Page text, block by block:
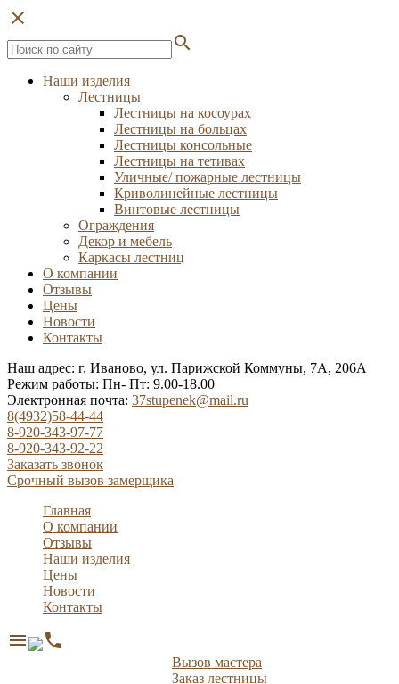
close
search
Наши изделия
Лестницы
Лестницы на косоурах
Лестницы на больцах
Лестницы консольные
Лестницы на тетивах
Уличные/ пожарные лестницы
Криволинейные лестницы
Винтовые лестницы
Ограждения
Декор и мебель
Каркасы лестниц
О компании
Отзывы
Цены
Новости
Контакты
Наш адрес: г. Иваново, ул. Парижской Коммуны, 7А, 206А
Режим работы: Пн- Пт: 9.00-18.00
Электронная почта: 37stupenek@mail.ru
8(4932)58-44-44
8-920-343-97-77
8-920-343-92-22
Заказать звонок
Срочный вызов замерщика
Главная
О компании
Отзывы
Наши изделия
Цены
Новости
Контакты
menu phone
Вызов мастера
Заказ лестницы